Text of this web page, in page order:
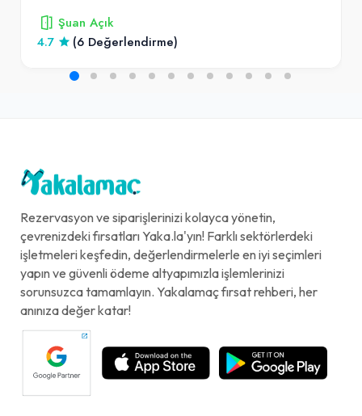
Şuan Açık
4.7
(6 Değerlendirme)
Rezervasyon ve siparişlerinizi kolayca yönetin,
çevrenizdeki fırsatları Yaka.la'yın! Farklı sektörlerdeki
işletmeleri keşfedin, değerlendirmelerle en iyi seçimleri
yapın ve güvenli ödeme altyapımızla işlemlerinizi
sorunsuzca tamamlayın. Yakalamaç fırsat rehberi, her
anınıza değer katar!